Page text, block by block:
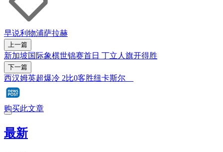
早说利物浦萨拉赫
上一篇
新加坡国际象棋世锦赛首日 丁立人旗开得胜
下一篇
西汉姆英超爆冷 2比0客胜纽卡斯尔
购买此文章
最新